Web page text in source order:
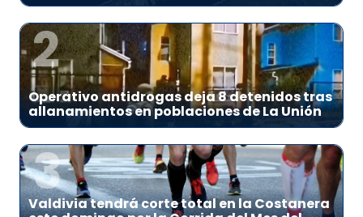
2
Operativo antidrogas deja 8 detenidos tras
allanamientos en poblaciones de La Unión
3
Valdivia tendrá corte total en la Costanera